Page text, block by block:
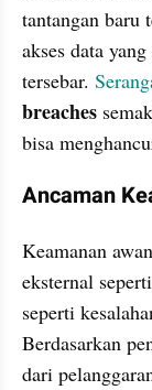
tantangan baru
akses data
tersebar.
breaches
bisa
Ancaman
Keamanan
eksternal
seperti
Berdasarkan
dari